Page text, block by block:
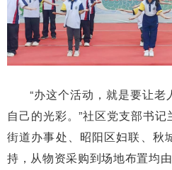
“办这个活动，就是要让
自己的光彩。”社区党支部书
街道办事处、昭阳区妇联、秋
持，从物资采购到场地布置均